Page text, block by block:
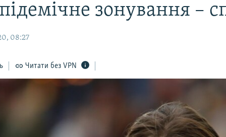
зонування –
08:27
Читати без VPN